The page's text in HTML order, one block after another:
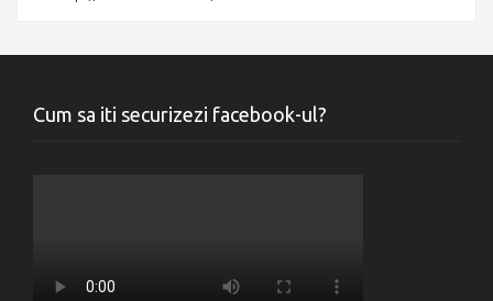
Cum sa iti securizezi facebook-ul?